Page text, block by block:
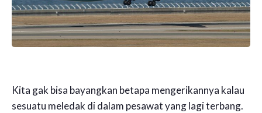
Kita gak bisa bayangkan betapa mengerikannya kalau
sesuatu meledak di dalam pesawat yang lagi terbang.